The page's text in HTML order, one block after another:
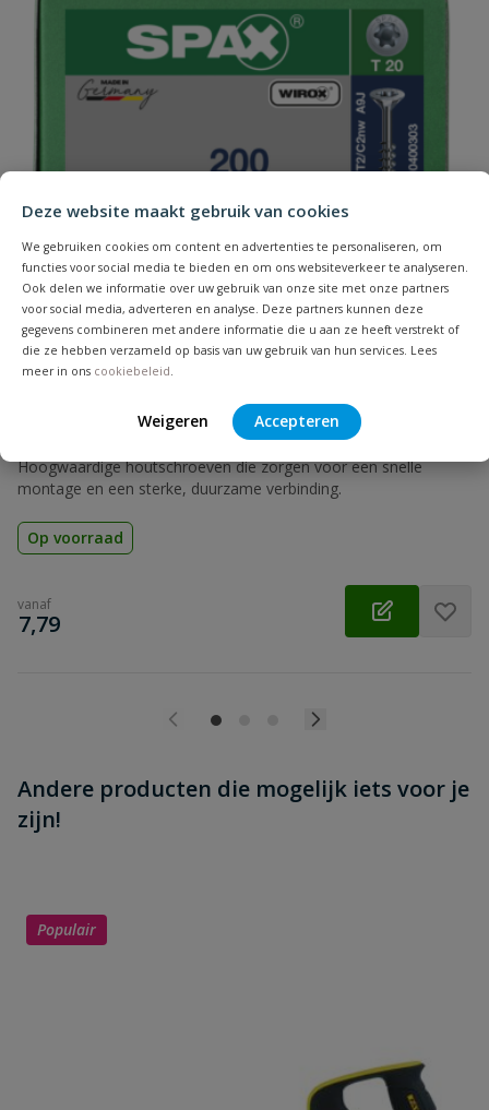
Deze website maakt gebruik van cookies
We gebruiken cookies om content en advertenties te personaliseren, om
functies voor social media te bieden en om ons websiteverkeer te analyseren.
Ook delen we informatie over uw gebruik van onze site met onze partners
voor social media, adverteren en analyse. Deze partners kunnen deze
gegevens combineren met andere informatie die u aan ze heeft verstrekt of
die ze hebben verzameld op basis van uw gebruik van hun services. Lees
meer in ons cookiebeleid
Weigeren Accepteren
Beoordeling
Beoordeling versturen
Spax spaanplaatschroeven T-STAR verzinkt
Hoogwaardige houtschroeven die zorgen voor een snelle
montage en een sterke, duurzame verbinding.
Op voorraad
vanaf
€
7,79
Andere producten die mogelijk iets voor je
zijn!
Populair